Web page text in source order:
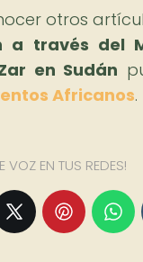
otros
a través del
en Sudán
Africanos.
VOZ EN TUS REDES!